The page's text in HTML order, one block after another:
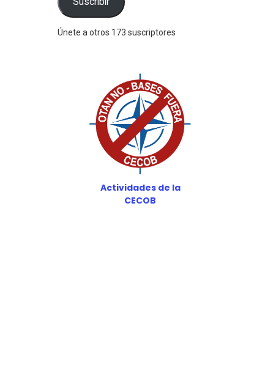
Únete a otros 173 suscriptores
Actividades de la
CECOB